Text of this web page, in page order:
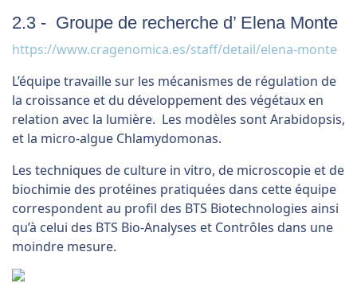
2.3 - Groupe de recherche d’ Elena Monte
https://www.cragenomica.es/staff/detail/elena-monte
L’équipe travaille sur les mécanismes de régulation de
la croissance et du développement des végétaux en
relation avec la lumière. Les modèles sont Arabidopsis,
et la micro-algue Chlamydomonas.
Les techniques de culture in vitro, de microscopie et de
biochimie des protéines pratiquées dans cette équipe
correspondent au profil des BTS Biotechnologies ainsi
qu’à celui des BTS Bio-Analyses et Contrôles dans une
moindre mesure.